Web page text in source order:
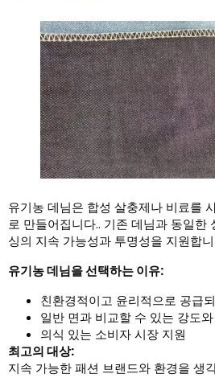
유기농 데님은 합성 살충제나 비료를
로 만들어집니다.. 기존 데님과 동일한
싱의 지속 가능성과 투명성을 지원합니
유기농 데님을 선택하는 이유:
친환경적이고 윤리적으로 공급
일반 면과 비교할 수 있는 강도
의식 있는 소비자 시장 지원
최고의 대상:
지속 가능한 패션 브랜드와 환경을 생